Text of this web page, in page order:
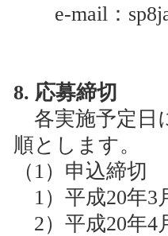
e-mail：
8. 応募締切
各実施予定日
順とします。
（1）申込締切
1）平成20年3
2）平成20年4